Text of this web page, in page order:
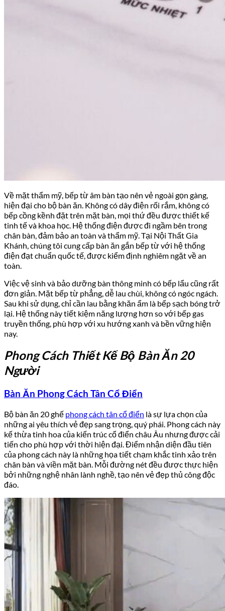
Về mặt thẩm mỹ, bếp từ âm bàn tạo nên vẻ ngoài gọn gàng,
hiện đại cho bộ bàn ăn. Không có dây điện rối rắm, không có
bếp cồng kềnh đặt trên mặt bàn, mọi thứ đều được thiết kế
tinh tế và khoa học. Hệ thống điện được đi ngầm bên trong
chân bàn, đảm bảo an toàn và thẩm mỹ. Tại Nội Thất Gia
Khánh, chúng tôi cung cấp bàn ăn gắn bếp từ với hệ thống
điện đạt chuẩn quốc tế, được kiểm định nghiêm ngặt về an
toàn.
Việc vệ sinh và bảo dưỡng bàn thông minh có bếp lẩu cũng rất
đơn giản. Mặt bếp từ phẳng, dễ lau chùi, không có ngóc ngách.
Sau khi sử dụng, chỉ cần lau bằng khăn ẩm là bếp sạch bóng trở
lại. Hệ thống này tiết kiệm năng lượng hơn so với bếp gas
truyền thống, phù hợp với xu hướng xanh và bền vững hiện
nay.
Phong Cách Thiết Kế Bộ Bàn Ăn 20
Người
Bàn Ăn Phong Cách Tân Cổ Điển
Bộ bàn ăn 20 ghế phong cách tân cổ điển là sự lựa chọn của
những ai yêu thích vẻ đẹp sang trọng, quý phái. Phong cách này
kế thừa tinh hoa của kiến trúc cổ điển châu Âu nhưng được cải
tiến cho phù hợp với thời hiện đại. Điểm nhận diện đầu tiên
của phong cách này là những họa tiết chạm khắc tinh xảo trên
chân bàn và viền mặt bàn. Mỗi đường nét đều được thực hiện
bởi những nghệ nhân lành nghề, tạo nên vẻ đẹp thủ công độc
đáo.